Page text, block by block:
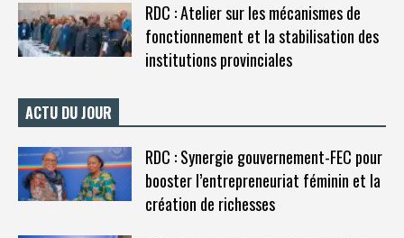
RDC : Atelier sur les mécanismes de
fonctionnement et la stabilisation des
institutions provinciales
ACTU DU JOUR
RDC : Synergie gouvernement-FEC pour
booster l’entrepreneuriat féminin et la
création de richesses